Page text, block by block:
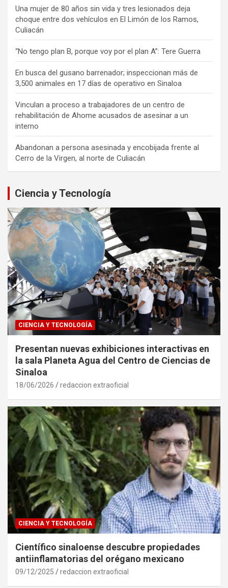
Una mujer de 80 años sin vida y tres lesionados deja
choque entre dos vehículos en El Limón de los Ramos,
Culiacán
“No tengo plan B, porque voy por el plan A”: Tere Guerra
En busca del gusano barrenador; inspeccionan más de
3,500 animales en 17 días de operativo en Sinaloa
Vinculan a proceso a trabajadores de un centro de
rehabilitación de Ahome acusados de asesinar a un
interno
Abandonan a persona asesinada y encobijada frente al
Cerro de la Virgen, al norte de Culiacán
Ciencia y Tecnología
CIENCIA Y TECNOLOGÍA
Presentan nuevas exhibiciones interactivas en
la sala Planeta Agua del Centro de Ciencias de
Sinaloa
18/06/2026 redaccion extraoficial
CIENCIA Y TECNOLOGÍA
Científico sinaloense descubre propiedades
antiinflamatorias del orégano mexicano
09/12/2025 redaccion extraoficial